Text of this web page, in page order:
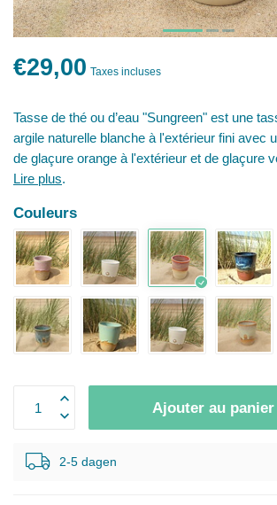
€29,00 Taxes incluses
Tasse de thé ou d’eau "Sungreen" est une
argile naturelle blanche à l'extérieur fini avec
de glaçure orange à l'extérieur et de glaçure
Lire plus.
Couleurs
Ajouter au panier
2-5 dagen